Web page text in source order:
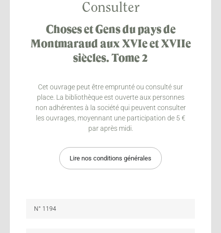
Consulter
Choses et Gens du pays de
Montmaraud aux XVIe et XVIIe
siècles. Tome 2
Cet ouvrage peut être emprunté ou consulté sur
place. La bibliothèque est ouverte aux personnes
non adhérentes à la société qui peuvent consulter
les ouvrages, moyennant une participation de 5 €
par après midi.
Lire nos conditions générales